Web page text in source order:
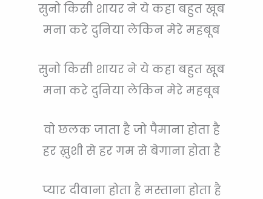
सुनो किसी शायर ने ये कहा बहुत खूब
मना करे दुनिया लेकिन मेरे महबूब
सुनो किसी शायर ने ये कहा बहुत खूब
मना करे दुनिया लेकिन मेरे महबूब
वो छलक जाता है जो पैमाना होता है
हर ख़ुशी से हर गम से बेगाना होता है
प्यार दीवाना होता है मस्ताना होता है